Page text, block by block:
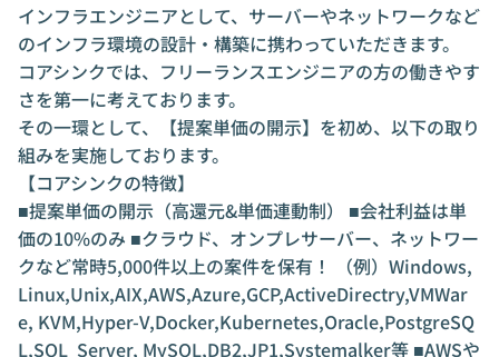
インフラエンジニアとして、サーバーやネットワークなど
のインフラ環境の設計・構築に携わっていただきます。
コアシンクでは、フリーランスエンジニアの方の働きやす
さを第一に考えております。
その一環として、【提案単価の開示】を初め、以下の取り
組みを実施しております。
【コアシンクの特徴】
■提案単価の開示（高還元&単価連動制） ■会社利益は単
価の10%のみ ■クラウド、オンプレサーバー、ネットワー
クなど常時5,000件以上の案件を保有！ （例）Windows,
Linux,Unix,AIX,AWS,Azure,GCP,ActiveDirectry,VMWar
e, KVM,Hyper-V,Docker,Kubernetes,Oracle,PostgreSQ
L,SQL Server, MySQL,DB2,JP1,Systemalker等 ■AWSや